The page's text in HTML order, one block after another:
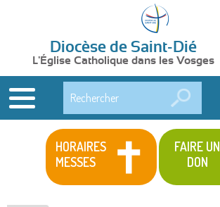
Diocèse de Saint-Dié
L'Église Catholique dans les Vosges
HORAIRES
MESSES
FAIRE UN
DON